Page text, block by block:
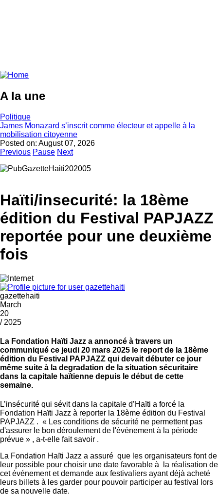
A la une
Politique
James Monazard s’inscrit comme électeur et appelle à la
mobilisation citoyenne
Posted on: August 07, 2026
Previous Pause Next
Haïti/insecurité: la 18ème
édition du Festival PAPJAZZ
reportée pour une deuxième
fois
gazettehaiti
March
20
/ 2025
La Fondation Haïti Jazz a annoncé à travers un
communiqué ce jeudi 20 mars 2025 le report de la 18ème
édition du Festival PAPJAZZ qui devait débuter ce jour
même suite à la degradation de la situation sécuritaire
dans la capitale haïtienne depuis le début de cette
semaine.
L’insécurité qui sévit dans la capitale d’Haïti a forcé la
Fondation Haïti Jazz à reporter la 18ème édition du Festival
PAPJAZZ . « Les conditions de sécurité ne permettent pas
d'assurer le bon déroulement de l'événement à la période
prévue » , a-t-elle fait savoir .
La Fondation Haïti Jazz a assuré que les organisateurs font de
leur possible pour choisir une date favorable à la réalisation de
cet événement et demande aux festivaliers ayant déjà acheté
leurs billets à les garder pour pouvoir participer au festival lors
de sa nouvelle date.